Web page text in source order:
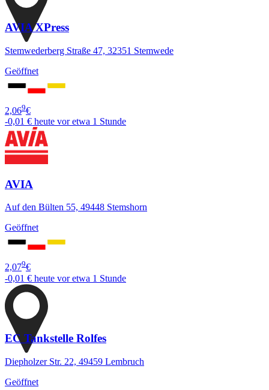
AVIA XPress
Stemwederberg Straße 47, 32351 Stemwede
Geöffnet
2,069€
-0,01 € heute vor etwa 1 Stunde
AVIA
Auf den Bülten 55, 49448 Stemshorn
Geöffnet
2,079€
-0,01 € heute vor etwa 1 Stunde
EC Tankstelle Rolfes
Diepholzer Str. 22, 49459 Lembruch
Geöffnet